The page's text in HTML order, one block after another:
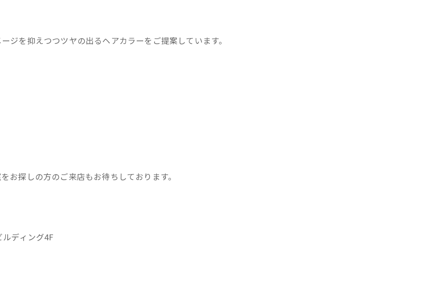
ジを抑えつつツヤの出るヘアカラーをご提案しています。
お探しの方のご来店もお待ちしております。
ディング4F